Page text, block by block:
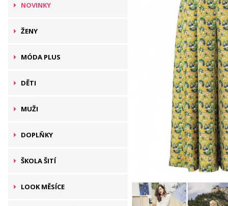
NOVINKY
ŽENY
MÓDA PLUS
DĚTI
MUŽI
DOPLŇKY
ŠKOLA ŠITÍ
LOOK MĚSÍCE